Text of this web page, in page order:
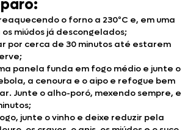
o forno a 230ºC e, em uma
miúdos já descongelados;
por cerca de 30 minutos até estarem
panela funda em fogo médio e junte o
a cenoura e o aipo e refogue bem
Junte o alho-poró, mexendo sempre, e
junte o vinho e deixe reduzir pela